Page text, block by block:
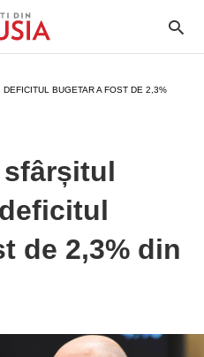
BUGETAR A FOST DE 2,3%
de 2,3% din